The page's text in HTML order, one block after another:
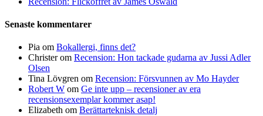
Senaste kommentarer
Pia om Bokallergi, finns det?
Christerom Recension: Hon tackade gudarna av Jussi Adler
Olsen
Tina Lövgren om Recension: Försvunnen av Mo Hayder
Robert W om Ge inte upp – recensioner av era
recensionsexemplar kommer asap!
Elizabeth om Berättarteknisk detalj